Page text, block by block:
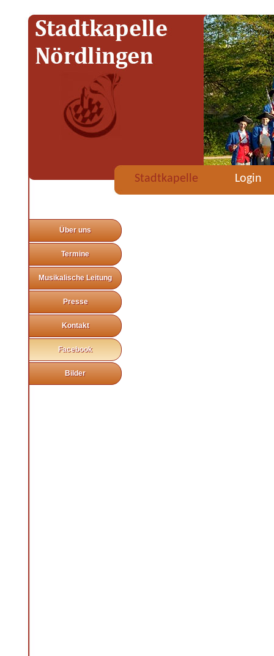
Stadtkapelle Login
Über uns
Termine
Musikalische Leitung
Presse
Kontakt
Facebook
Bilder